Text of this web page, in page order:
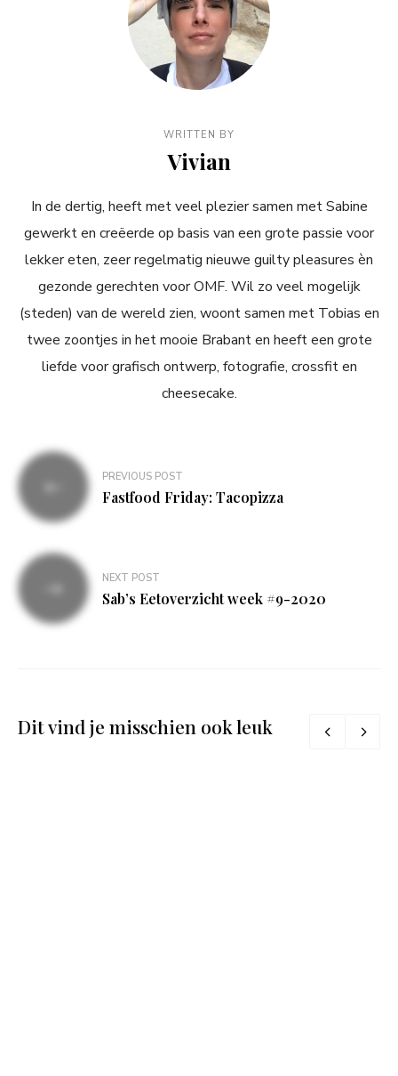
WRITTEN BY
Vivian
In de dertig, heeft met veel plezier samen met Sabine
gewerkt en creëerde op basis van een grote passie voor
lekker eten, zeer regelmatig nieuwe guilty pleasures èn
gezonde gerechten voor OMF. Wil zo veel mogelijk
(steden) van de wereld zien, woont samen met Tobias en
twee zoontjes in het mooie Brabant en heeft een grote
liefde voor grafisch ontwerp, fotografie, crossfit en
cheesecake.
Bericht
navigatie
PREVIOUS POST
Fastfood Friday: Tacopizza
NEXT POST
Sab’s Eetoverzicht week #9-2020
Dit vind je misschien ook leuk